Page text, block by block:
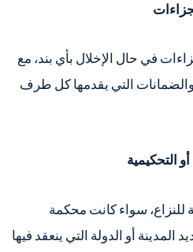
في حال الإخلال بأي بند، مع
والضمانات التي يقدمها كل طرف
التحكيمية
للنزاع، سواء كانت محكمة
أو الدولة التي ينعقد فيها